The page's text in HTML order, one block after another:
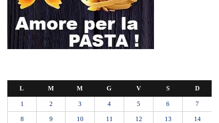
L M M G V S D
1 2 3 4 5 6 7
8 9 10 11 12 13 14